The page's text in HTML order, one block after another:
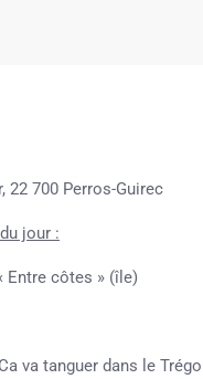
22 700 Perros-Guirec
jour :
Entre côtes » (île)
va tanguer dans le